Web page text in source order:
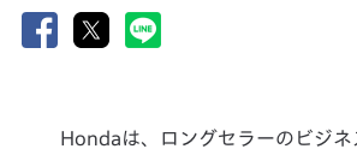
Hondaは、ロングセラーのビジネ